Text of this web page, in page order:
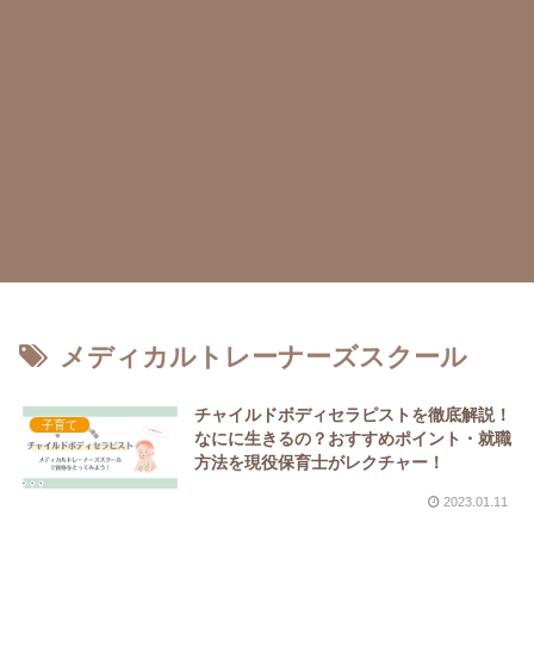
メディカルトレーナーズスクール
子育て
チャイルドボディセラピストを徹底解説！
なにに生きるの？おすすめポイント・就職
方法を現役保育士がレクチャー！
2023.01.11